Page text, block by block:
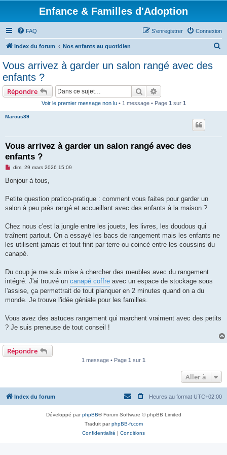
Enfance & Familles d'Adoption
FAQ Connexion
S’enregistrer
Index du forum Nos enfants au quotidien
Vous arrivez à garder un salon rangé avec des
enfants ?
Répondre Rechercher
Voir le premier message non lu• 1 message • Page 1 sur 1
Marcus89
Vous arrivez à garder un salon rangé avec des
enfants ?
M
s
g
n
l
u
dim. 29 mars 2026 15:09
Bonjour à tous,
Petite question pratico-pratique : comment vous faites pour garder un
salon à peu près rangé et accueillant avec des enfants à la maison ?
Chez nous c'est la jungle entre les jouets, les livres, les doudous qui
traînent partout. On a essayé les bacs de rangement mais les enfants ne
les utilisent jamais et tout finit par terre ou coincé entre les coussins du
canapé.
Du coup je me suis mise à chercher des meubles avec du rangement
intégré. J'ai trouvé un canapé coffre avec un espace de stockage sous
l'assise, ça permettrait de tout planquer en 2 minutes quand on a du
monde. Je trouve l'idée géniale pour les familles.
Vous avez des astuces rangement qui marchent vraiment avec des petits
? Je suis preneuse de tout conseil !
Répondre
1 message • Page 1 sur 1
Aller à
Index du forum Heures au format UTC+02:00
Développé parphpBB® Forum Software © phpBB Limited
Traduit parphpBB-fr.com
Confidentialité | Conditions